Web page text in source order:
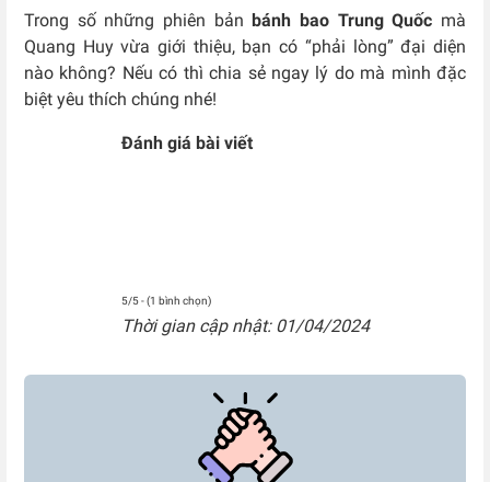
Trong số những phiên bản bánh bao Trung Quốc mà
Quang Huy vừa giới thiệu, bạn có “phải lòng” đại diện
nào không? Nếu có thì chia sẻ ngay lý do mà mình đặc
biệt yêu thích chúng nhé!
Đánh giá bài viết
5/5 - (1 bình chọn)
Thời gian cập nhật: 01/04/2024